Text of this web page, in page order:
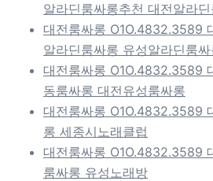
알라딘룸싸롱추천 대전알라
대전룸싸롱 O1O.4832.3589
알라딘룸싸롱 유성알라딘룸싸
대전룸싸롱 O1O.4832.3589
동룸싸롱 대전유성룸싸롱
대전룸싸롱 O1O.4832.3589
롱 세종시노래클럽
대전룸싸롱 O1O.4832.3589
룸싸롱 유성노래방